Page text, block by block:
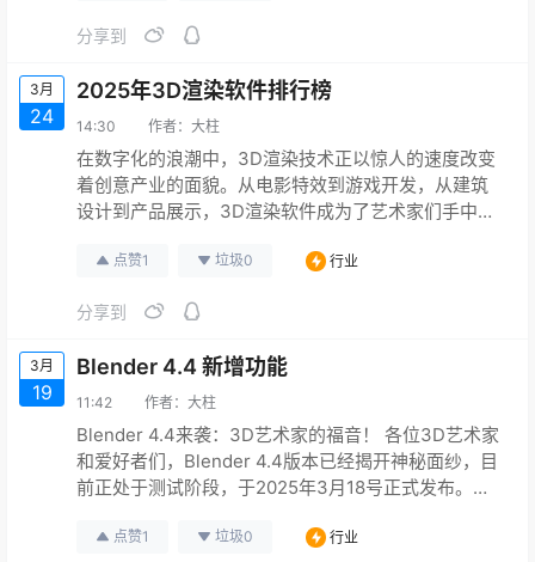
节点与 STL 文件单位设置的双重升级 Maya 2026 在
分享到
3月
24
2025年3D渲染软件排行榜
14:30 作者： 大柱
在数字化的浪潮中，3D渲染技术正以惊人的速度改变
着创意产业的面貌。从电影特效到游戏开发，从建筑
设计到产品展示，3D渲染软件成为了艺术家们手中的
宴。今天，就让我们一同走进2025年7款顶级3D渲染
1. Blender：开源领域的全能工具 核心优势 开源免
模、…
点赞1 垃圾0 行业
分享到
3月
19
Blender 4.4 新增功能
11:42 作者： 大柱
Blender 4.4来袭：3D艺术家的福音！ 各位3D艺术家
和爱好者们，Blender 4.4版本已经揭开神秘面纱，目
前正处于测试阶段，于2025年3月18号正式发布。作
游戏开发和可视化等领域一直备受青睐。而这次的4.4
点赞1 垃圾0 行业